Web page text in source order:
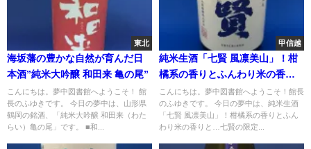
東北
海坂藩の豊かな自然が育んだ日
本酒”純米大吟醸 和田来 亀の尾”
こんにちは。夢中図書館へようこそ！ 館
長のふゆきです。 今日の夢中は、山形県
鶴岡の銘酒、「純米大吟醸 和田来（わた
らい）亀の尾」です。 ■和...
甲信越
純米生酒「七賢 風凛美山」！柑
橘系の香りとふんわり米の香り
と…七賢の限定酒
こんにちは。夢中図書館へようこそ！館長
のふゆきです。 今日の夢中は、純米生酒
「七賢 風凛美山」！柑橘系の香りとふん
わり米の香りと…七賢の限定...